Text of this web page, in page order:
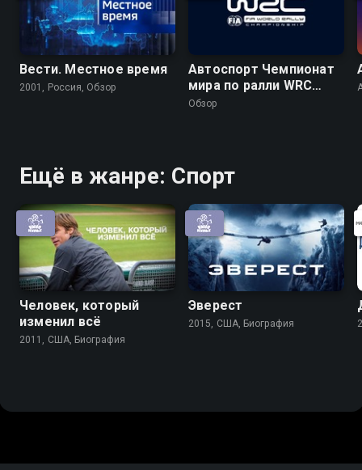
Вести. Местное время
2001, Россия, Обзор
Автоспорт Чемпионат
мира по ралли WRC
2026. Обзор 10 этапа -
Обзор
Ещё в жанре: Спорт
Человек, который
изменил всё
2011, США, Биография
Эверест
2015, США, Биография